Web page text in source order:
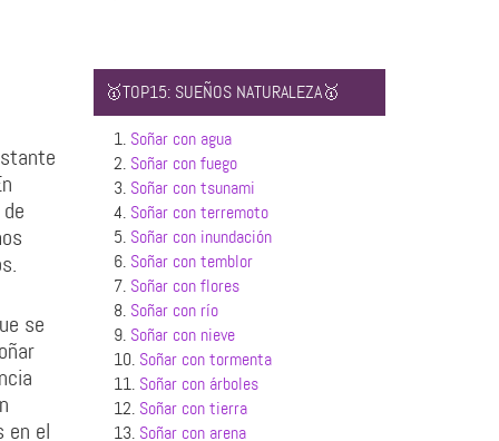
se
en el
🥇TOP15: SUEÑOS NATURALEZA🥇
1. Soñar con agua
2. Soñar con fuego
3. Soñar con tsunami
4. Soñar con terremoto
5. Soñar con inundación
6. Soñar con temblor
7. Soñar con flores
8. Soñar con río
9. Soñar con nieve
10. Soñar con tormenta
11. Soñar con árboles
12. Soñar con tierra
13. Soñar con arena